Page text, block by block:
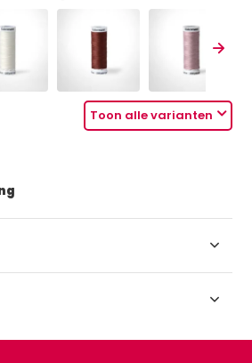
Toon alle varianten